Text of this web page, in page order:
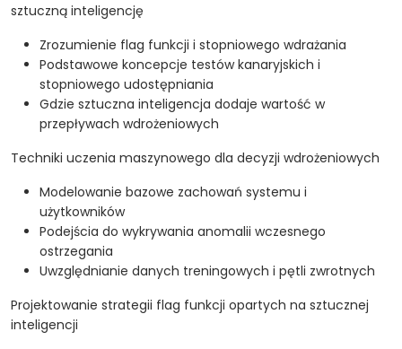
sztuczną inteligencję
Zrozumienie flag funkcji i stopniowego wdrażania
Podstawowe koncepcje testów kanaryjskich i
stopniowego udostępniania
Gdzie sztuczna inteligencja dodaje wartość w
przepływach wdrożeniowych
Techniki uczenia maszynowego dla decyzji wdrożeniowych
Modelowanie bazowe zachowań systemu i
użytkowników
Podejścia do wykrywania anomalii wczesnego
ostrzegania
Uwzględnianie danych treningowych i pętli zwrotnych
Projektowanie strategii flag funkcji opartych na sztucznej
inteligencji